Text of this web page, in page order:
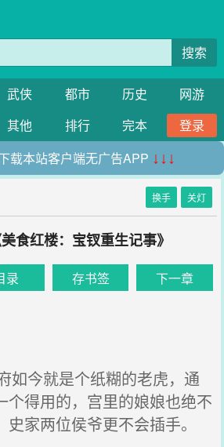
搜索
武侠 都市 历史
网游
其他 排行 完本
登录
载本站客户端无广告APP ↓↓↓
换手 关灯
食红楼：宝钗重生记事》
录 存书签 下一章
如今就是个纸糊的老虎，通
个得用的，宫里的娘娘也绝不
家两位侯爷更不会插手。